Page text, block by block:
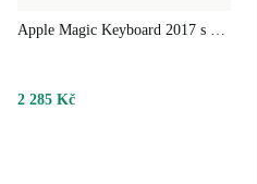
Apple Magic Keyboard 2017 s numerickou klávesnicí
2 285 Kč